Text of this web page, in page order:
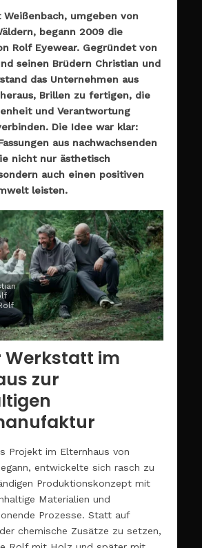
umgeben von
begann 2009 die
Rolf Eyewear. Gegründet von
seinen Brüdern Christian und
das Unternehmen aus
Brillen zu fertigen, die
und Verantwortung
Die Idee war klar:
aus nachwachsenden
nicht nur ästhetisch
auch einen positiven
leisten.
Werkstatt im
zur
Projekt im Elternhaus von
entwickelte sich rasch zu
Produktionskonzept mit
Materialien und
Prozesse. Statt auf
chemische Zusätze zu setzen,